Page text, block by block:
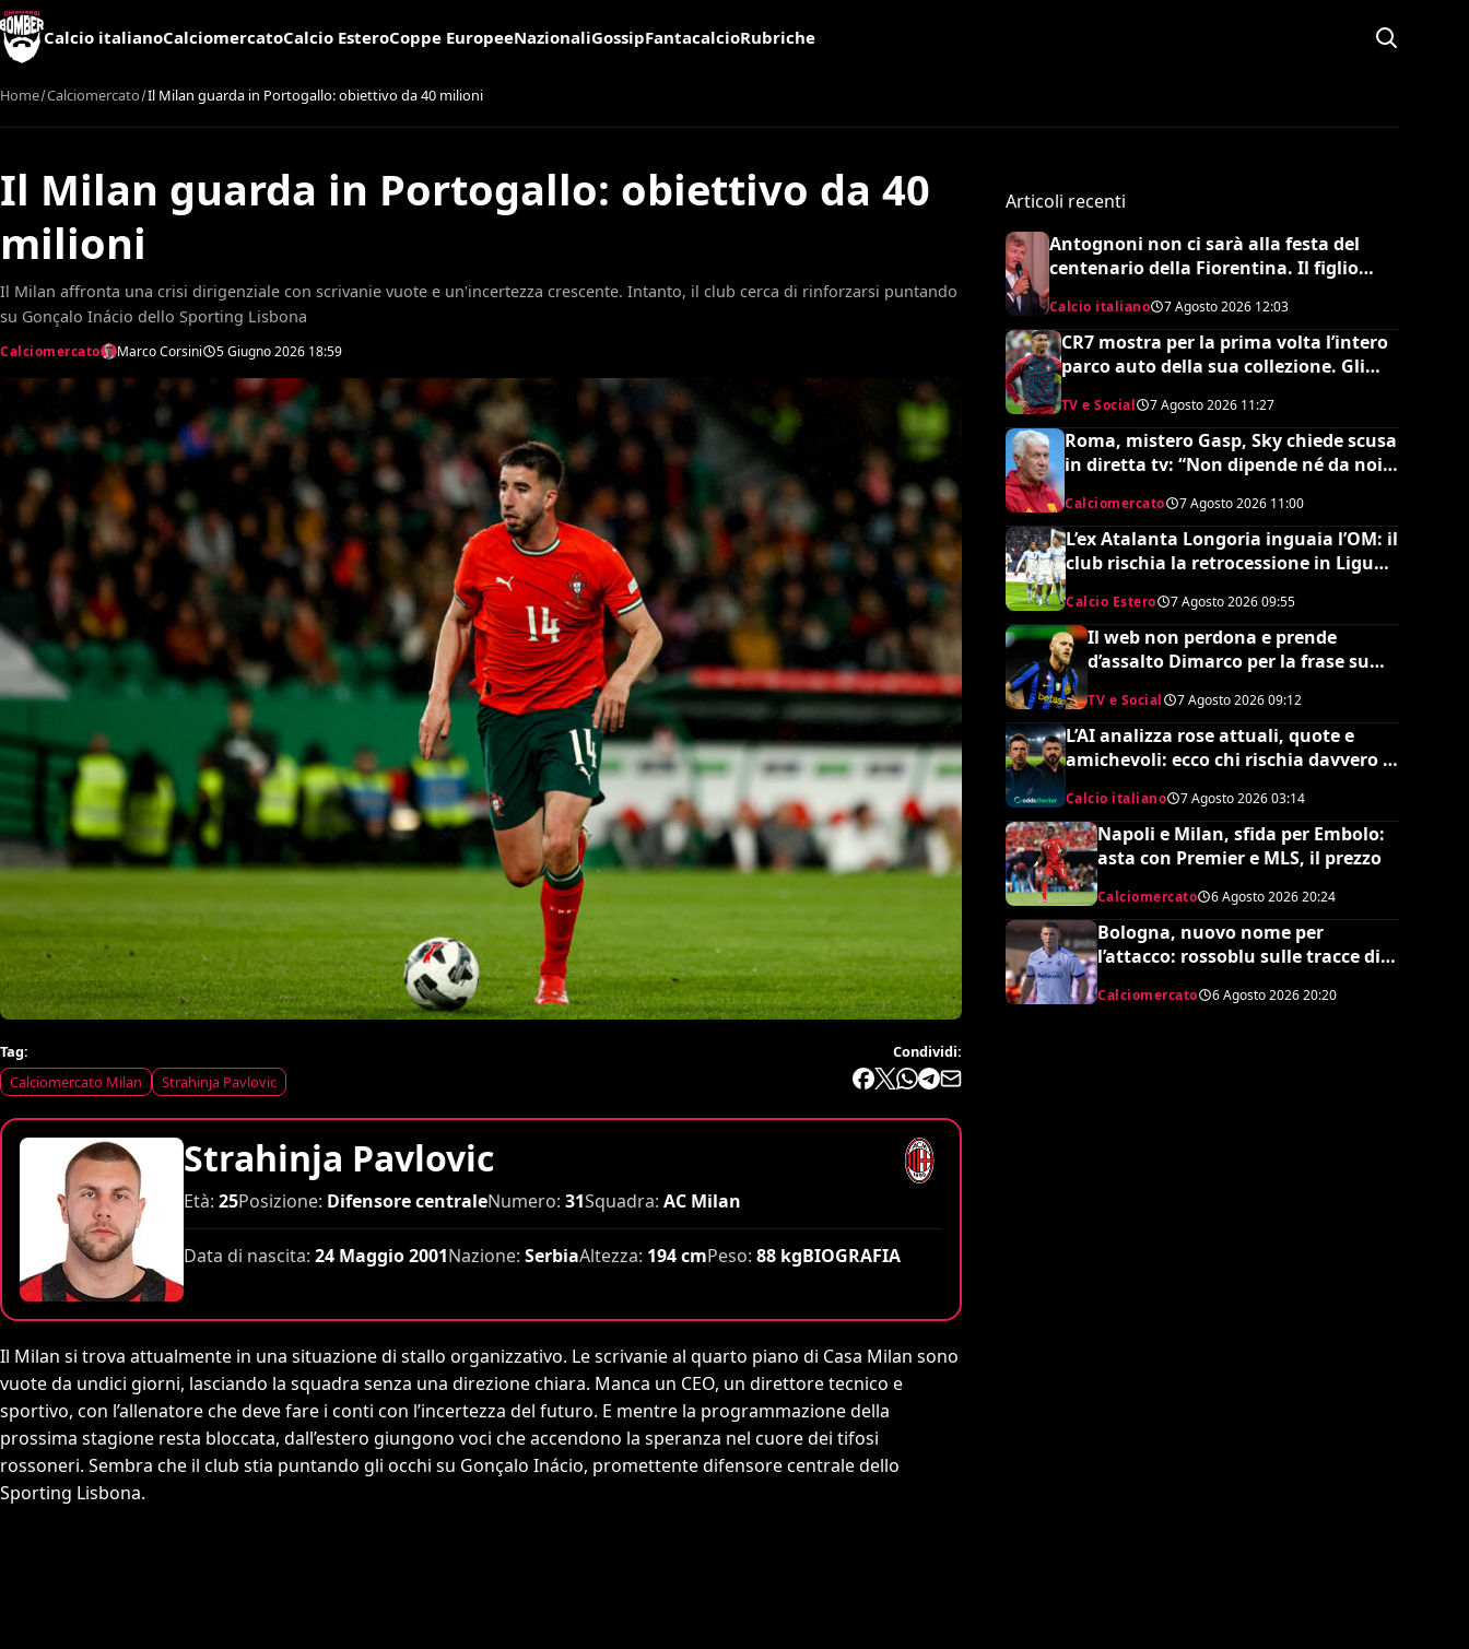
Calcio italianoCalciomercatoCalcio EsteroCoppe EuropeeNazionaliGossipFantacalcioRubriche
Home Calciomercato Il Milan guarda in Portogallo: obiettivo da 40 milioni
Il Milan guarda in Portogallo: obiettivo da 40
milioni
Il Milan affronta una crisi dirigenziale con scrivanie vuote e un'incertezza crescente. Intanto, il club cerca di rinforzarsi puntando
su Gonçalo Inácio dello Sporting Lisbona
Calciomercato Marco Corsini 5 Giugno 2026 18:59
Tag:
Calciomercato Milan
Strahinja Pavlovic
Condividi:
Strahinja Pavlovic
Età: 25Posizione: Difensore centraleNumero: 31Squadra: AC Milan
Data di nascita: 24 Maggio 2001Nazione: SerbiaAltezza: 194 cmPeso: 88 kgBIOGRAFIA
Il Milan si trova attualmente in una situazione di stallo organizzativo. Le scrivanie al quarto piano di Casa Milan sono
vuote da undici giorni, lasciando la squadra senza una direzione chiara. Manca un CEO, un direttore tecnico e
sportivo, con l’allenatore che deve fare i conti con l’incertezza del futuro. E mentre la programmazione della
prossima stagione resta bloccata, dall’estero giungono voci che accendono la speranza nel cuore dei tifosi
rossoneri. Sembra che il club stia puntando gli occhi su Gonçalo Inácio, promettente difensore centrale dello
Sporting Lisbona.
Articoli recenti
Antognoni non ci sarà alla festa del
centenario della Fiorentina. Il figlio
scrive una lettera al vetriolo a
Commisso jr. I motivi di questa scelta e
cosa sta succedendo
Calcio italiano 7 Agosto 2026 12:03
CR7 mostra per la prima volta l’intero
parco auto della sua collezione. Gli
esperti stimano il valore complessivo
ed è da urlo
TV e Social 7 Agosto 2026 11:27
Roma, mistero Gasp, Sky chiede scusa
in diretta tv: “Non dipende né da noi
Calciomercato 7 Agosto 2026 11:00
L’ex Atalanta Longoria inguaia l’OM: il
club rischia la retrocessione in Ligue 2
Calcio Estero 7 Agosto 202609:55
Il web non perdona e prende
d’assalto Dimarco per la frase su
TV e Social 7 Agosto 2026 09:12
L’AI analizza rose attuali, quote e
amichevoli: ecco chi rischia davvero di
un’insospettabile
Calcio italiano 7 Agosto 202603:14
Napoli e Milan, sfida per Embolo:
asta con Premier e MLS, il prezzo
Calciomercato 6 Agosto 202620:24
Bologna, nuovo nome per
l’attacco: rossoblu sulle tracce di
Calciomercato 6 Agosto 2026 20:20